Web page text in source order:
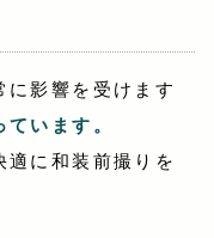
に影響を受けます
います。
適に和装前撮りを